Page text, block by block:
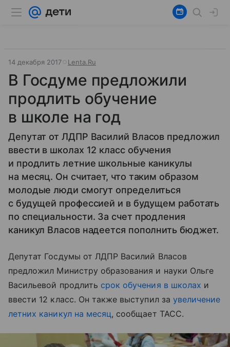
14 декабря 2017 Lenta.Ru
В Госдуме предложили
продлить обучение
в школе на год
Депутат от ЛДПР Василий Власов предложил
ввести в школах 12 класс обучения
и продлить летние школьные каникулы
на месяц. Он считает, что таким образом
молодые люди смогут определиться
с будущей профессией и в будущем работать
по специальности. За счет продления
каникул Власов надеется пополнить бюджет.
Депутат Госдумы от ЛДПР Василий Власов
предложил Министру образования и науки Ольге
Васильевой продлить срок обучения в школах и
ввести 12 класс. Он также выступил за увеличение
летних каникул на месяц, сообщает ТАСС.